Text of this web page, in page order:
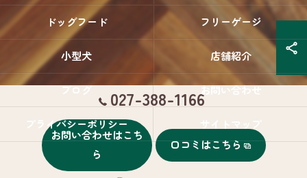
027-388-1166
お問い合わせはこち
ら
口コミはこちら
ドッグフード フリーゲージ
小型犬 店舗紹介
ブログ お問い合わせ
プライバシーポリシー サイトマップ